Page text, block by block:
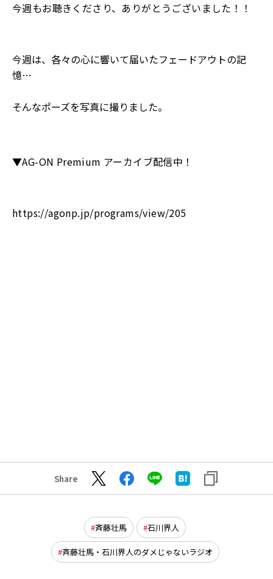
今週もお聴きくださり、ありがとうございました！！
今週は、各々の心に響いて届いたフェードアウトの記
憶…
そんなポーズを写真に撮りました。
▼AG-ON Premium アーカイブ配信中！
https://agonp.jp/programs/view/205
Share
斉藤壮馬 石川界人
斉藤壮馬・石川界人のダメじゃないラジオ